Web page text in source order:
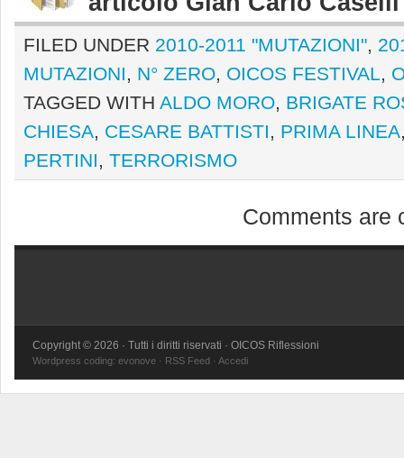
FILED UNDER 2010-2011 "MUTAZIONI",
MUTAZIONI, N° ZERO, OICOS FESTIVAL,
TAGGED WITH ALDO MORO, BRIGATE
CHIESA, CESARE BATTISTI, PRIMA LINEA
PERTINI, TERRORISMO
Comments are
Copyright © 2026 · Tutti i diritti riservati · OICOS Riflessioni
Wordpress coding: evonove · RSS Feed · Accedi